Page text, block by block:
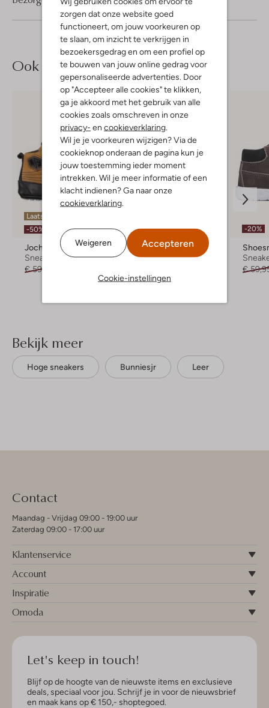
zorgen dat onze website goed
functioneert, om jouw voorkeuren op
te slaan, om inzicht te verkrijgen in
bezoekersgedrag en om een profiel op
te bouwen van jouw online gedrag voor
gepersonaliseerde advertenties. Door
op "Accepteer alle cookies" te klikken,
ga je akkoord met het gebruik van alle
cookies zoals omschreven in onze
privacy- en cookieverklaring
Wil je je voorkeuren wijzigen? Via de
cookieknop onderaan de pagina kun je
jouw toestemming ieder moment
intrekken. Wil je meer informatie of een
klacht indienen? Ga naar onze
cookieverklaring
Weigeren Accepteren
Cookie-instellingen
Ook iets voor jou?
Laatste item
-50%
Jochie & Freaks
Sneakers
€ 59,95
-20%
Shoesme
Sneakers
-20%
€
Bekijk meer
Hoge sneakers Bunniesjr Leer
Contact
Maandag - Vrijdag 09:00 - 19:00 uur
Zaterdag 09:00 - 17:00 uur
Klantenservice
Account
Inspiratie
Omoda
Let's keep in touch!
Blijf op de hoogte van de nieuwste items en exclusieve
deals, speciaal voor jou. Schrijf je in voor de nieuwsbrief
en maak kans op € 150,- shoptegoed.